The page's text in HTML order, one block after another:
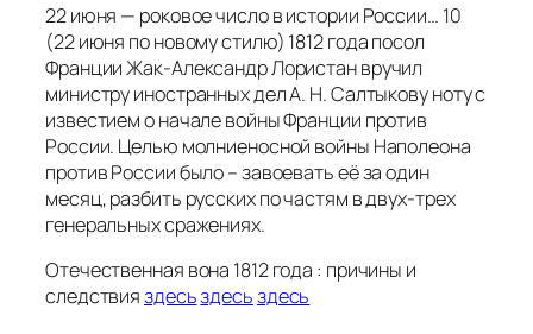
22 июня — роковое число в истории России… 10
(22 июня по новому стилю) 1812 года посол
Франции Жак-Александр Лористан вручил
министру иностранных дел А. Н. Салтыкову ноту с
известием о начале войны Франции против
России. Целью молниеносной войны Наполеона
против России было – завоевать её за один
месяц, разбить русских по частям в двух-трех
генеральных сражениях.
Отечественная вона 1812 года : причины и
следствияздесьздесьздесь